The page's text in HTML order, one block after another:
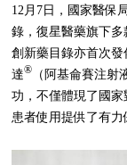
12月7日，國家醫保
錄，復星醫藥旗下
創新藥目錄亦首次
達®
（阿基侖賽注
功，不僅體現了國
患者使用提供了有力